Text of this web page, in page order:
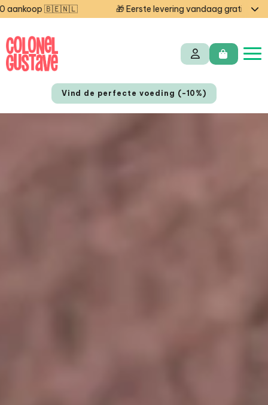
🎁 Eerste levering vandaag gratis — code
Vind de perfecte voeding (-10%)